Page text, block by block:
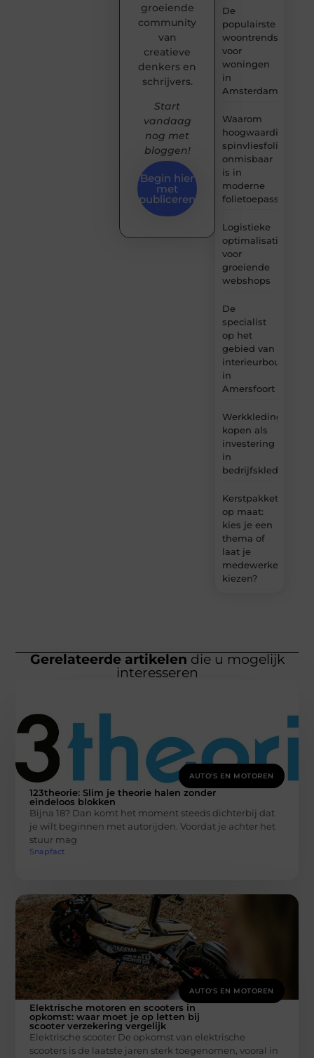
De
populairste
woontrends
voor
woningen
in
Amsterdam
Waarom
hoogwaardige
spinvliesfolie
onmisbaar
is in
moderne
folietoepassingen
Logistieke
optimalisatie
voor
groeiende
webshops
De
specialist
op het
gebied van
interieurbouw
in
Amersfoort
Werkkleding
kopen als
investering
in
bedrijfskleding
Kerstpakket
op maat:
kies je een
thema of
laat je
medewerkers
kiezen?
groeiende
community
van
creatieve
denkers en
schrijvers.
Start
vandaag
nog met
bloggen!
Begin hier
met
publiceren
Gerelateerde artikelen die u mogelijk
interesseren
AUTO'S EN MOTOREN
123theorie: Slim je theorie halen zonder
eindeloos blokken
Bijna 18? Dan komt het moment steeds dichterbij dat
je wilt beginnen met autorijden. Voordat je achter het
stuur mag
Snapfact
AUTO'S EN MOTOREN
Elektrische motoren en scooters in
opkomst: waar moet je op letten bij
scooter verzekering vergelijk
Elektrische scooter De opkomst van elektrische
scooters is de laatste jaren sterk toegenomen, vooral in